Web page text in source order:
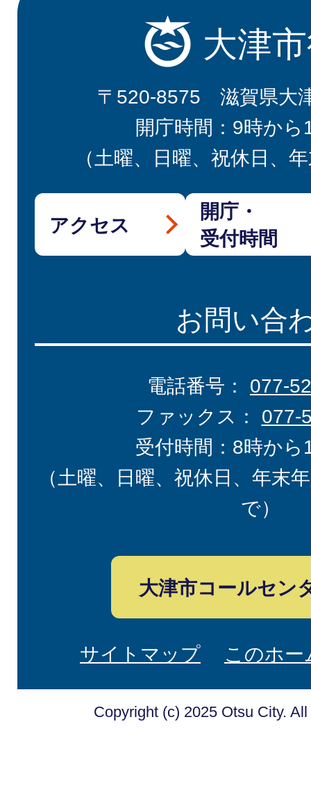
大津
〒520-8575 滋賀県大
開庁時間：9時から
（土曜、日曜、祝休日、
アクセス
開庁・
受付時間
お問い合
電話番号： 077-
ファックス： 077-
受付時間：8時から
（土曜、日曜、祝休日、年末
で）
大津市コールセン
サイトマップ このホ
Copyright (c) 2025 Otsu City.